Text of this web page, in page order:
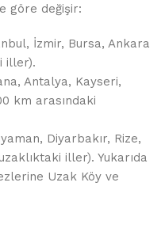
göre değişir:
İzmir, Bursa, Ankara
iller).
Antalya, Kayseri,
km arasındaki
Diyarbakır, Rize,
iller). Yukarıda
Uzak Köy ve